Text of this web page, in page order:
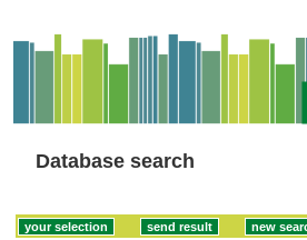
Database search